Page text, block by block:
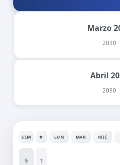
Marzo
2030
Abril
2030
SEM # LUN MAR MIÉ
5 1